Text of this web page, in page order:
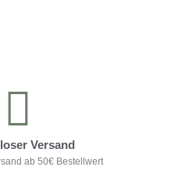
Versand
ab 50€ Bestellwert